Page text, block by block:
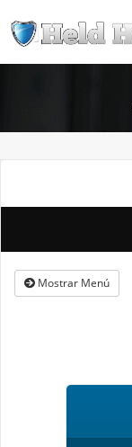
Mostrar Menú